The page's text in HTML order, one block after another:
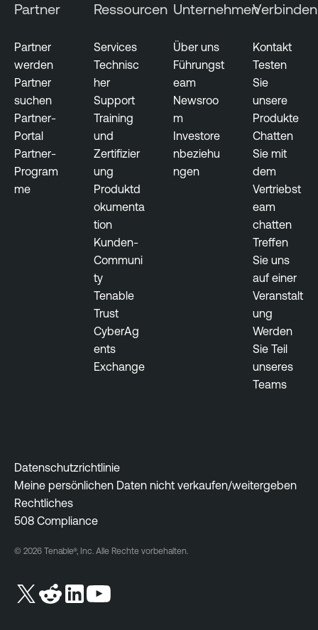
Partner
Partner
werden
Partner
suchen
Partner-
Portal
Partner-
Program
me
Ressourcen
Services
Technisc
her
Support
Training
und
Zertifizier
ung
Produktd
okumenta
tion
Kunden-
Communi
ty
Tenable
Trust
CyberAg
ents
Exchange
Unternehmen
Über uns
Führungst
eam
Newsroo
m
Investore
nbeziehu
ngen
Verbinden
Kontakt
Testen
Sie
unsere
Produkte
Chatten
Sie mit
dem
Vertriebst
eam
chatten
Treffen
Sie uns
auf einer
Veranstalt
ung
Werden
Sie Teil
unseres
Teams
Datenschutzrichtlinie
Meine persönlichen Daten nicht verkaufen/weitergeben
Rechtliches
508 Compliance
© 2026 Tenable®, Inc. Alle Rechte vorbehalten.